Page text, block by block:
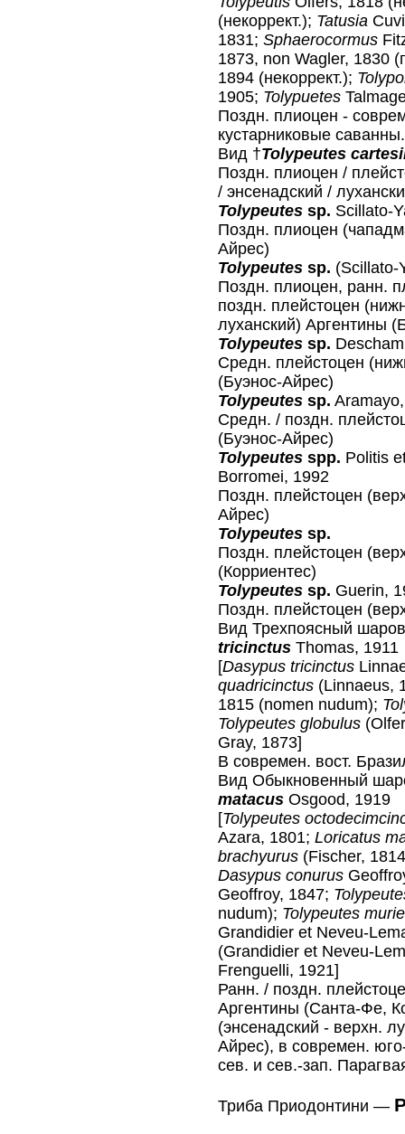
(некоррект.); Tatusia
1831; Sphaerocormus
1873, non Wagler, 1830
1894 (некоррект.);
1905; Tolypuetes
Поздн. плиоцен -
кустарниковые
Вид †Tolypeutes
Поздн. плиоцен /
/ энсенадский /
Tolypeutes sp. Scillato-
Поздн. плиоцен
Айрес)
Tolypeutes sp. (Scillato-
Поздн. плиоцен, ранн.
поздн. плейстоцен
луханский) Аргентины
Tolypeutes sp.
Средн. плейстоцен
(Буэнос-Айрес)
Tolypeutes sp.
Средн. / поздн.
(Буэнос-Айрес)
Tolypeutes spр. Politis
Borromei, 1992
Поздн. плейстоцен
Айрес)
Tolypeutes sp.
Поздн. плейстоцен
(Корриентес)
Tolypeutes sp. Guerin,
Поздн. плейстоцен
Вид Трехпоясный
tricinctus Thomas, 1911
[Dasypus tricinctus
quadricinctus (Linnaeus,
1815 (nomen nudum);
Tolypeutes globulus
Gray, 1873]
В современ. вост.
Вид Обыкновенный
matacus Osgood, 1919
[Tolypeutes
Azara, 1801; Loricatus
brachyurus (Fischer,
Dasypus conurus
Geoffroy, 1847;
nudum); Tolypeutes
Grandidier et Neveu-
(Grandidier et Neveu-
Frenguelli, 1921]
Ранн. / поздн.
Аргентины (Санта-Фе,
(энсенадский - верхн.
Айрес), в современ.
сев. и сев.-зап.
Триба Приодонтини —